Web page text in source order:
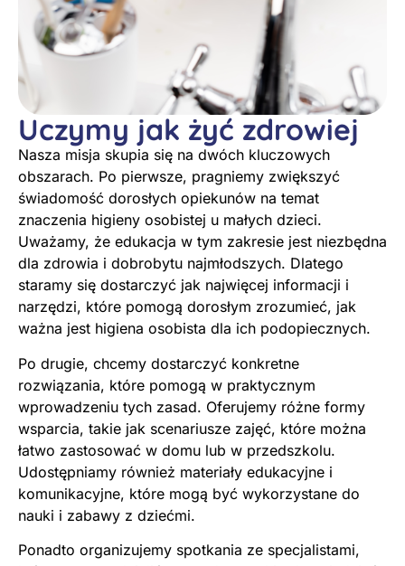
Uczymy jak żyć zdrowiej
Nasza misja skupia się na dwóch kluczowych
obszarach. Po pierwsze, pragniemy zwiększyć
świadomość dorosłych opiekunów na temat
znaczenia higieny osobistej u małych dzieci.
Uważamy, że edukacja w tym zakresie jest niezbędna
dla zdrowia i dobrobytu najmłodszych. Dlatego
staramy się dostarczyć jak najwięcej informacji i
narzędzi, które pomogą dorosłym zrozumieć, jak
ważna jest higiena osobista dla ich podopiecznych.
Po drugie, chcemy dostarczyć konkretne
rozwiązania, które pomogą w praktycznym
wprowadzeniu tych zasad. Oferujemy różne formy
wsparcia, takie jak scenariusze zajęć, które można
łatwo zastosować w domu lub w przedszkolu.
Udostępniamy również materiały edukacyjne i
komunikacyjne, które mogą być wykorzystane do
nauki i zabawy z dziećmi.
Ponadto organizujemy spotkania ze specjalistami,